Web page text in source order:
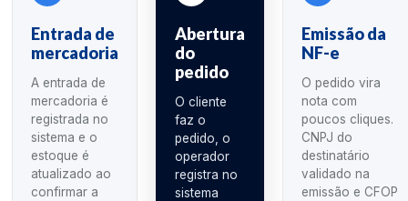
Entrada de
mercadoria
A entrada de
mercadoria é
registrada no
sistema e o
estoque é
atualizado ao
confirmar a
Abertura
do
pedido
O cliente
faz o
pedido, o
operador
registra no
sistema
Emissão da
NF-e
O pedido vira
nota com
poucos cliques.
CNPJ do
destinatário
validado na
emissão e CFOP